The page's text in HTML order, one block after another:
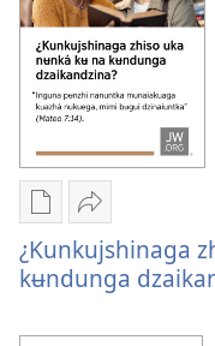
tshijkuanguaka
nʉnká?
Opciones
de
descarga
publicaciones
Zhikawega
zhiso
uka
nʉnká
¿Kunkujshinaga
kʉndunga